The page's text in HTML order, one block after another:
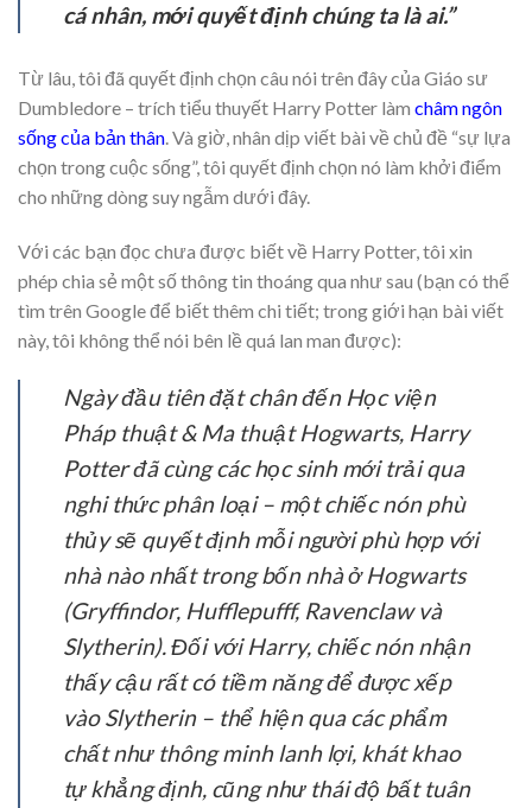
cá nhân, mới quyết định chúng ta là ai.”
Từ lâu, tôi đã quyết định chọn câu nói trên đây của Giáo sư
Dumbledore – trích tiểu thuyết Harry Potter làm châm ngôn
sống của bản thân. Và giờ, nhân dịp viết bài về chủ đề “sự lựa
chọn trong cuộc sống”, tôi quyết định chọn nó làm khởi điểm
cho những dòng suy ngẫm dưới đây.
Với các bạn đọc chưa được biết về Harry Potter, tôi xin
phép chia sẻ một số thông tin thoáng qua như sau (bạn có thể
tìm trên Google để biết thêm chi tiết; trong giới hạn bài viết
này, tôi không thể nói bên lề quá lan man được):
Ngày đầu tiên đặt chân đến Học viện
Pháp thuật & Ma thuật Hogwarts, Harry
Potter đã cùng các học sinh mới trải qua
nghi thức phân loại – một chiếc nón phù
thủy sẽ quyết định mỗi người phù hợp với
nhà nào nhất trong bốn nhà ở Hogwarts
(Gryffindor, Hufflepufff, Ravenclaw và
Slytherin). Đối với Harry, chiếc nón nhận
thấy cậu rất có tiềm năng để được xếp
vào Slytherin – thể hiện qua các phẩm
chất như thông minh lanh lợi, khát khao
tự khẳng định, cũng như thái độ bất tuân